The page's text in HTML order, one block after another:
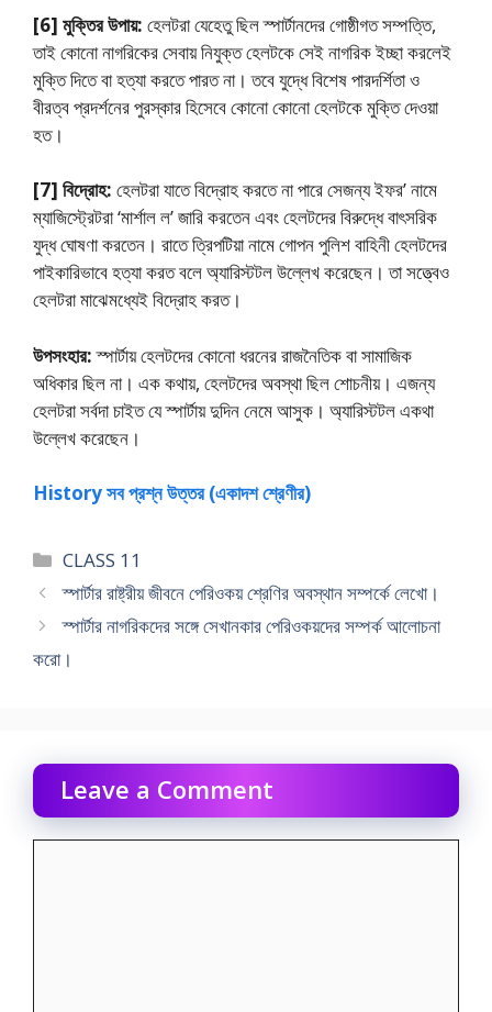
[6] মুক্তির উপায়: হেলটরা যেহেতু ছিল স্পার্টানদের গােষ্ঠীগত সম্পত্তি,
তাই কোনাে নাগরিকের সেবায় নিযুক্ত হেলটকে সেই নাগরিক ইচ্ছা করলেই
মুক্তি দিতে বা হত্যা করতে পারত না। তবে যুদ্ধে বিশেষ পারদর্শিতা ও
বীরত্ব প্রদর্শনের পুরস্কার হিসেবে কোনাে কোনাে হেলটকে মুক্তি দেওয়া
হত।
[7] বিদ্রোহ: হেলটরা যাতে বিদ্রোহ করতে না পারে সেজন্য ইফর’ নামে
ম্যাজিস্ট্রেটরা ‘মার্শাল ল’ জারি করতেন এবং হেলটদের বিরুদ্ধে বাৎসরিক
যুদ্ধ ঘােষণা করতেন। রাতে ত্রিপটিয়া নামে গােপন পুলিশ বাহিনী হেলটদের
পাইকারিভাবে হত্যা করত বলে অ্যারিস্টটল উল্লেখ করেছেন। তা সত্ত্বেও‌
হেলটরা মাঝেমধ্যেই বিদ্রোহ করত।
উপসংহার:স্পার্টায় হেলটদের কোনাে ধরনের রাজনৈতিক বা সামাজিক
অধিকার ছিল না। এক কথায়, হেলটদের অবস্থা ছিল শােচনীয়। এজন্য
হেলটরা সর্বদা চাইত যে স্পার্টায় দুদিন নেমে আসুক। অ্যারিস্টটল একথা
উল্লেখ করেছেন।
History সব প্রশ্ন উত্তর (একাদশ শ্রেণীর)
Categories
CLASS 11
স্পার্টার রাষ্ট্রীয় জীবনে পেরিওকয় শ্রেণির অবস্থান সম্পর্কে লেখাে।
স্পার্টার নাগরিকদের সঙ্গে সেখানকার পেরিওকয়দের সম্পর্ক আলােচনা
করাে।
Leave a Comment